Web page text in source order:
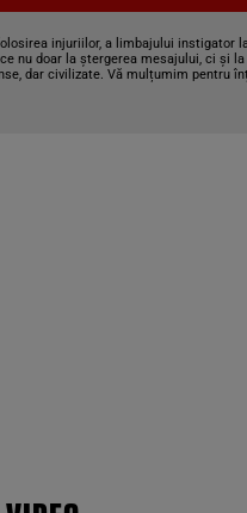
injuriilor, a limbajului instigator
nu doar la ștergerea mesajului, ci și
dar civilizate. Vă mulțumim pentru